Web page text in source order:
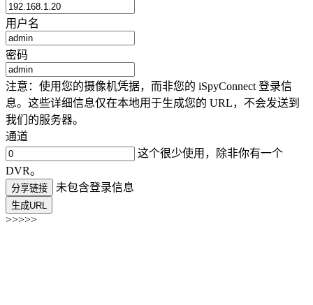
用户名
密码
注意：使用您的摄像机凭据，而非您的 iSpyConnect 登录信
息。这些详细信息仅在本地用于生成您的 URL，不会发送到
我们的服务器。
通道
这个很少使用，除非你有一个
DVR。
分享链接 未包含登录信息
生成URL
>>>>>